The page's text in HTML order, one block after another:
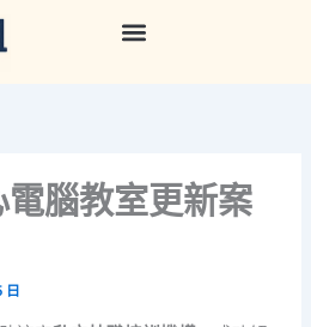
腦教室更新案
日